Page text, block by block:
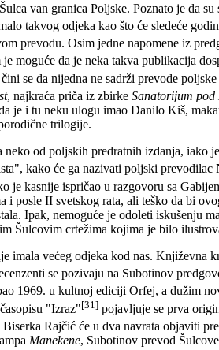
van granica Poljske. Poznato je da
takvog odjeka kao što će sledeće
prevodu. Osim jedne napomene iz
je moguće da je neka takva publikacija
se da nijedna ne sadrži prevode
, najkraća priča iz zbirke Sanatorijum pod
je i tu neku ulogu imao Danilo Kiš,
trilogije.
od poljskih predratnih izdanja,
kako će ga nazivati poljski prevodilac
je kasnije ispričao u razgovoru sa
i posle II svetskog rata, ali teško da bi
Ipak, nemoguće je odoleti iskušenju
Šulcovim crtežima kojima je bilo
imala većeg odjeka kod nas. Književna
se pozivaju na Subotinov
1969. u kultnoj ediciji Orfej, a dužim
"Izraz"[31] pojavljuje se prva
Biserka Rajčić će u dva navrata objaviti
Manekene, Subotinov prevod